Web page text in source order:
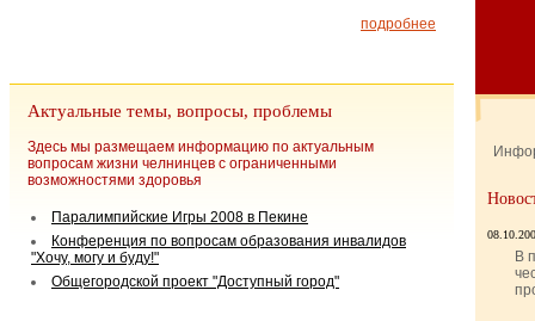
подробнее
Актуальные темы, вопросы, проблемы
Здесь мы размещаем информацию по актуальным
вопросам жизни челнинцев с ограниченными
возможностями здоровья
Паралимпийские Игры 2008 в Пекине
Конференция по вопросам образования инвалидов
"Хочу, могу и буду!"
Общегородской проект "Доступный город"
В